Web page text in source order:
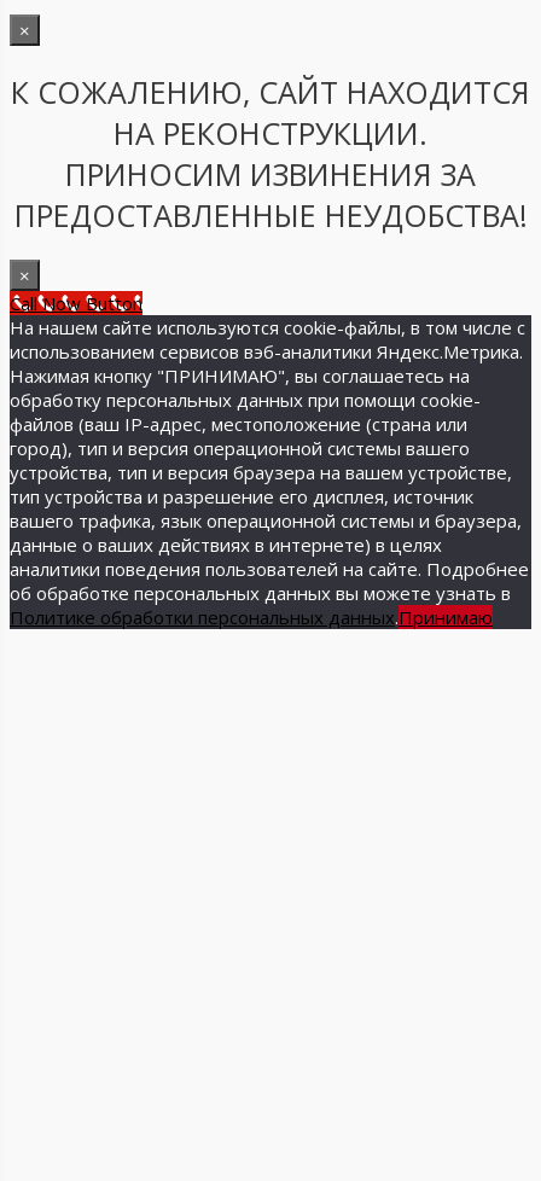
×
К СОЖАЛЕНИЮ, САЙТ НАХОДИТСЯ
НА РЕКОНСТРУКЦИИ.
ПРИНОСИМ ИЗВИНЕНИЯ ЗА
ПРЕДОСТАВЛЕННЫЕ НЕУДОБСТВА!
×
Call Now Button
На нашем сайте используются cookie-файлы, в том числе с
использованием сервисов вэб-аналитики Яндекс.Метрика.
Нажимая кнопку "ПРИНИМАЮ", вы соглашаетесь на
обработку персональных данных при помощи cookie-
файлов (ваш IP-адрес, местоположение (страна или
город), тип и версия операционной системы вашего
устройства, тип и версия браузера на вашем устройстве,
тип устройства и разрешение его дисплея, источник
вашего трафика, язык операционной системы и браузера,
данные о ваших действиях в интернете) в целях
аналитики поведения пользователей на сайте. Подробнее
об обработке персональных данных вы можете узнать в
Политике обработки персональных данных.Принимаю